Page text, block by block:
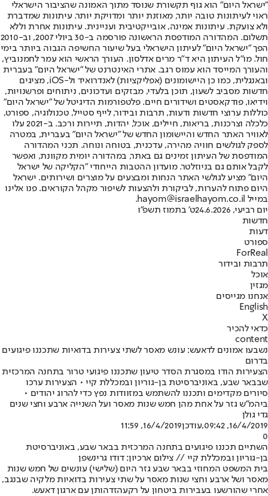
"ישראל היום" הוא גוף תקשורת שנוסד מתוך האמונה שהציבור הישראלי
ראוי לעיתונות טובה יותר, מאוזנת יותר ומדויקת יותר. עיתונות שמדברת
ולא צועקת. עיתונות אמינה, אובייקטיבית ועניינית. עיתונות אחרת וללא
תשלום. המהדורה המודפסת הראשונה פורסמה ב-30 ביולי 2007, וב-2010
הפך "ישראל היום" לעיתון הישראלי בעל שיעור החשיפה הגבוה ביותר בימי
חול. מו"ל העיתון היא ד"ר מרים אדלסון. העורך הראשי הוא עמר לחמנוביץ,
והעורך המייסד הוא עמוס רגב. אתרי האינטרנט של "ישראל היום" בעברית
ובאנגלית, כמו כן היישומונים (אפליקציות) לאנדרואיד ול-iOS, מציגים
חדשות מסביב לשעון, תוכן בלעדי, מבזקים ועדכונים, ניתוחים ופרשנויות,
וידיאו, פודקאסטים ושידורים חיים. פלטפורמות הדיגיטל של "ישראל היום"
כוללות ערוצי חדשות ודעות, תרבות ובידור, לייף סטייל, טכנולוגיה, ספורט,
כלכלה וצרכנות, בריאות, חיילים, אוכל, יהדות, תיירות ורכב. ב-2021 עלו
לאוויר האתר החדש והיישומון החדש של "ישראל היום" בעברית, במטרה
לספק לגולשים חוויה מהירה, עדכנית, בטוחה ונוחה. תכני המהדורה
המודפסת של העיתון זמינים גם באתר, במהדורה יומית מקוונת, ואפשר
לקבל אותם גם בניוזלטר. מועדון ההטבות הייחודי "הקליקה של ישראל
היום" מציע לגולשי האתר הנחות ומבצעים על מוצרים ושירותים. ישראל
היום פתוח להערות, לביקורת ולהצעות לשיפור מקהל הקוראים. פנו אלינו
במייל hayom@israelhayom.co.il.
יום רביעי, 24.6.2026
ט' בתמוז תשפ"ו
חדשות
דעות
ספורט
ForReal
תרבות ובידור
אוכל
מגזין
אנחנו מגייסים
English
X
כדאי להכיר
content
נשבעו אמונים לדאעש: עונש מאסר לשתי צעירות בדואיות שתכננו פיגועים
בדרום
הצעירות הודו במסגרת הסדר טיעון שתכננו פיגועי טרור בתחנה המרכזית
שבבאר שבע, באוניברסיטת בן-גוריון ובמכללת קיי • הצעירות ערכו
סיורים מקדימים ותכננו להשתמש במזוודות נפץ כדי להרוג יהודים •
ביהמ"ש גזר על אחת מהן חמש שנות מאסר ועל השנייה ארבע וחצי שנים
גדי גולן
16/4/2019, 09:42
,עודכן16/4/2019, 11:59
0
השתיים תכננו פיגועים בתחנה המרכזית בבאר שבע, באוניברסיטת
בן-גוריון ובמכללת קיי // צילום ארכיון: דודו גרינשפן
בית המשפט המחוזי בבאר שבע גזר היום (שלישי) עונשים של חמש שנות
מאסר ושל ארבע וחצי שנות מאסר על שתי צעירות בדואיות מלקיה שבנגב,
אחרי שהורשעו בעבירות ביטחון על רקעהזדהותן עם ארגון דאעש.